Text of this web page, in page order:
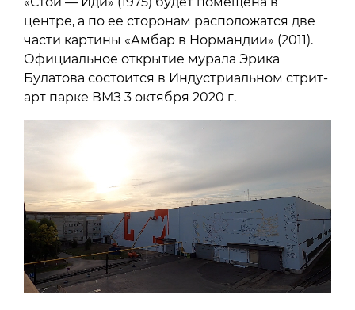
центре, а по ее сторонам расположатся две
части картины «Амбар в Нормандии» (2011).
Официальное открытие мурала Эрика
Булатова состоится в Индустриальном стрит-
арт парке ВМЗ 3 октября 2020 г.